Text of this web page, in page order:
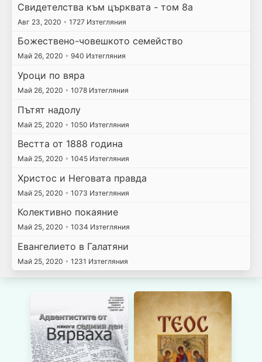
Свидетелства към църквата - том 8а
Авг 23, 2020 • 1727 Изтегляния
Божествено-човешкото семейство
Май 26, 2020 • 940 Изтегляния
Уроци по вяра
Май 26, 2020 • 1078 Изтегляния
Пътят надолу
Май 25, 2020 • 1050 Изтегляния
Вестта от 1888 година
Май 25, 2020 • 1045 Изтегляния
Христос и Неговата правда
Май 25, 2020 • 1073 Изтегляния
Колективно покаяние
Май 25, 2020 • 1034 Изтегляния
Евангелието в Галатяни
Май 25, 2020 • 1231 Изтегляния